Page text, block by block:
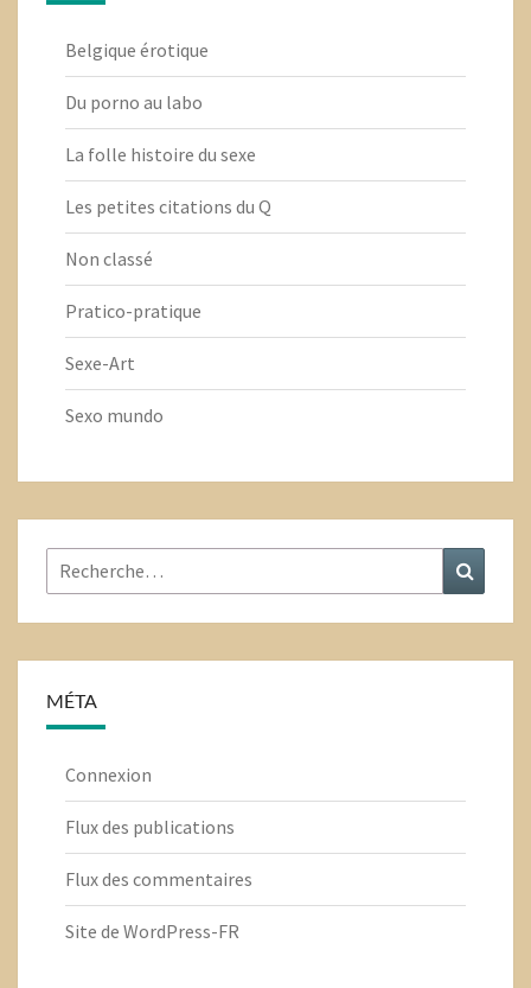
Belgique érotique
Du porno au labo
La folle histoire du sexe
Les petites citations du Q
Non classé
Pratico-pratique
Sexe-Art
Sexo mundo
Rechercher
:
MÉTA
Connexion
Flux des publications
Flux des commentaires
Site de WordPress-FR